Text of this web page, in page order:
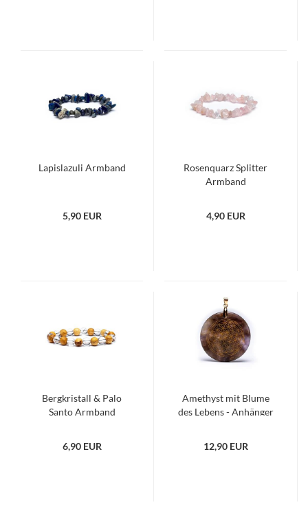
Lapislazuli Armband
5,90 EUR
Rosenquarz Splitter
Armband
4,90 EUR
Bergkristall & Palo
Santo Armband
6,90 EUR
Amethyst mit Blume
des Lebens - Anhänger
12,90 EUR